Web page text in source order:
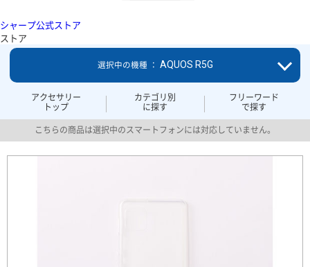
シャープ公式ストア
ストア
アクセサリー
トップ
カテゴリ別
に探す
フリーワード
で探す
選択中の機種 ： AQUOS R5G
こちらの商品は選択中のスマートフォンには対応していません。